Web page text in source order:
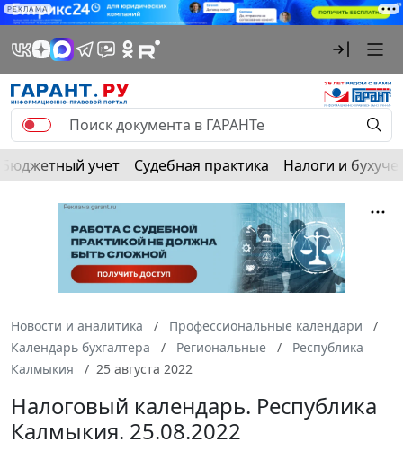
РЕКЛАМА
Бюджетный учет Судебная практика Налоги и
Новости и аналитика
Профессиональные календари
Календарь бухгалтера
Региональные
Республика
Калмыкия
25 августа 2022
Налоговый календарь. Республика
Калмыкия. 25.08.2022